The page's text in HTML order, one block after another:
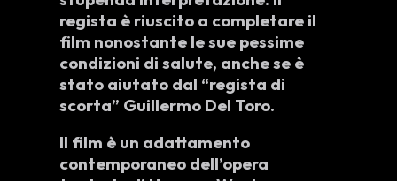
regista è riuscito a completare il
film nonostante le sue pessime
condizioni di salute, anche se è
stato aiutato dal “regista di
scorta” Guillermo Del Toro.
Il film è un adattamento
contemporaneo dell’opera